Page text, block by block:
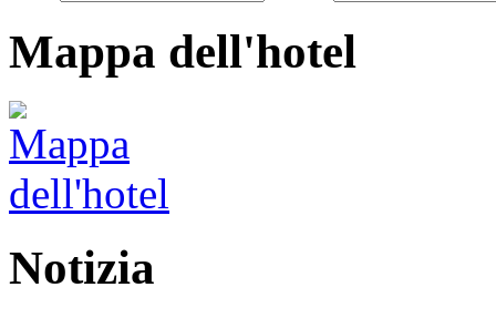
Mappa dell'hotel
Notizia